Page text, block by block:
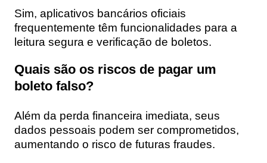
Sim, aplicativos bancários oficiais
frequentemente têm funcionalidades para a
leitura segura e verificação de boletos.
Quais são os riscos de pagar um
boleto falso?
Além da perda financeira imediata, seus
dados pessoais podem ser comprometidos,
aumentando o risco de futuras fraudes.